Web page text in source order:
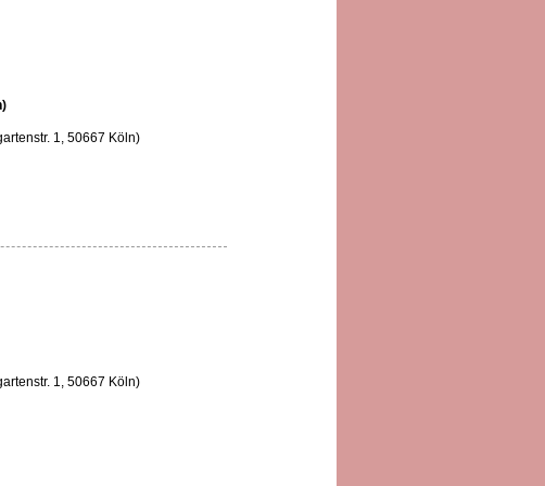
1, 50667 Köln)
1, 50667 Köln)